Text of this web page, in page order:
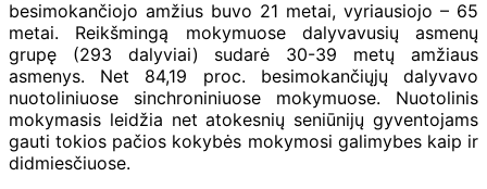
besimokančiojo amžius buvo 21 metai, vyriausiojo – 65
metai. Reikšmingą mokymuose dalyvavusių asmenų
grupę (293 dalyviai) sudarė 30-39 metų amžiaus
asmenys. Net 84,19 proc. besimokančiųjų dalyvavo
nuotoliniuose sinchroniniuose mokymuose. Nuotolinis
mokymasis leidžia net atokesnių seniūnijų gyventojams
gauti tokios pačios kokybės mokymosi galimybes kaip ir
didmiesčiuose.